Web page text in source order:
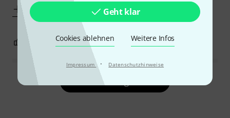
Geht klar
Cookies ablehnen Weitere Infos
Impressum · Datenschutzhinweise
Mehr anzeigen
0 BEWERTUNG MELDEN
Alle Bewertungen lesen